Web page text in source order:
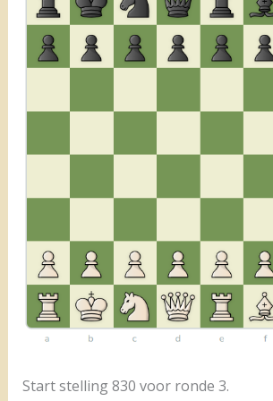
Start stelling 830 voor ronde 3.